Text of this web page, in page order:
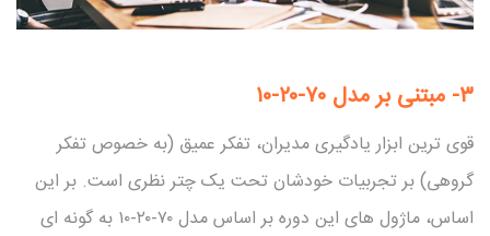
۳- مبتنی بر مدل ۷۰-۲۰-۱۰
قوی ترین ابزار یادگیری مدیران، تفکر عمیق (به خصوص تفکر
گروهی) بر تجربیات خودشان تحت یک چتر نظری است. بر این
اساس، ماژول های این دوره بر اساس مدل ۷۰-۲۰-۱۰ به گونه ای